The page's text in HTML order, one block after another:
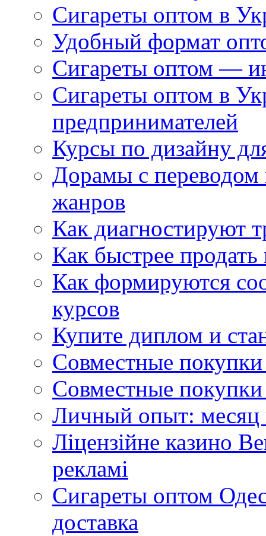
Сигареты оптом в
Удобный формат
Сигареты оптом —
Сигареты оптом в
предпринимателей
Курсы по дизайну
Дорамы с переводом
жанров
Как диагностируют
Как быстрее
Как формируются
курсов
Купите диплом и
Совместные
Совместные покупки
Личный опыт: месяц
Ліцензійне казино
рекламі
Сигареты оптом
доставка